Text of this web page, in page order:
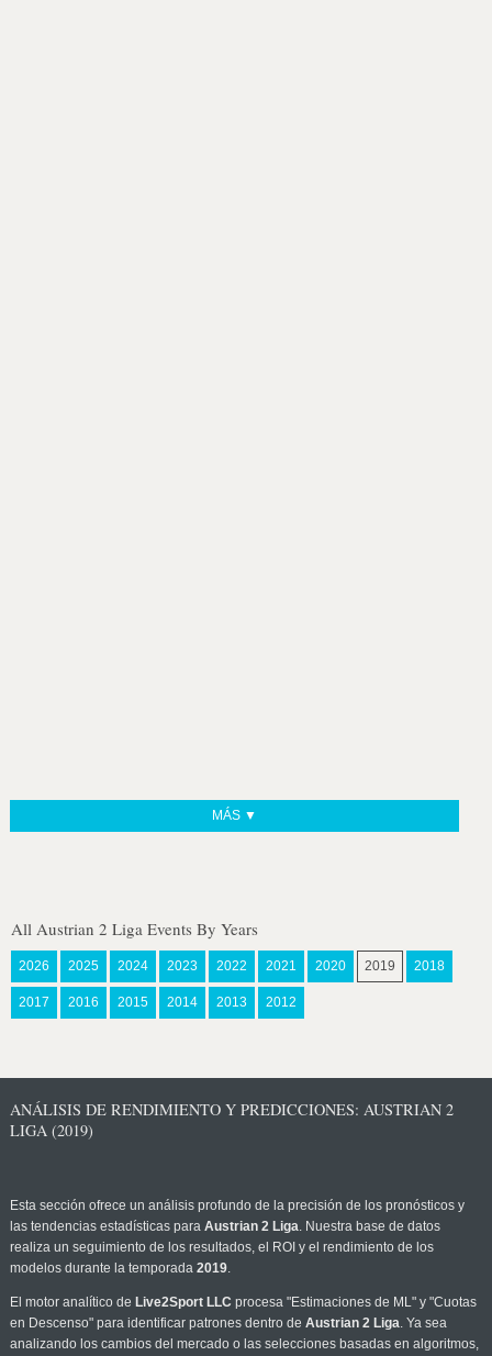
MÁS ▼
All Austrian 2 Liga Events By Years
2026 2025 2024 2023 2022 2021 2020 2019 2018
2017 2016 2015 2014 2013 2012
ANÁLISIS DE RENDIMIENTO Y PREDICCIONES: AUSTRIAN 2
LIGA (2019)
Esta sección ofrece un análisis profundo de la precisión de los pronósticos y
las tendencias estadísticas para Austrian 2 Liga. Nuestra base de datos
realiza un seguimiento de los resultados, el ROI y el rendimiento de los
modelos durante la temporada 2019.
El motor analítico de Live2Sport LLC procesa "Estimaciones de ML" y "Cuotas
en Descenso" para identificar patrones dentro de Austrian 2 Liga. Ya sea
analizando los cambios del mercado o las selecciones basadas en algoritmos,